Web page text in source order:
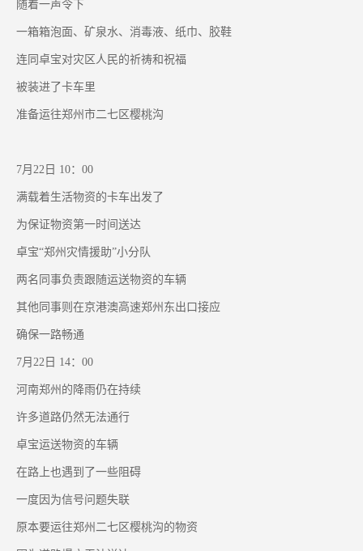
随着一声令下
一箱箱泡面、矿泉水、消毒液、纸巾、胶鞋
连同卓宝对灾区人民的祈祷和祝福
被装进了卡车里
准备运往郑州市二七区樱桃沟
7月22日 10：00
满载着生活物资的卡车出发了
为保证物资第一时间送达
卓宝“郑州灾情援助”小分队
两名同事负责跟随运送物资的车辆
其他同事则在京港澳高速郑州东出口接应
确保一路畅通
7月22日 14：00
河南郑州的降雨仍在持续
许多道路仍然无法通行
卓宝运送物资的车辆
在路上也遇到了一些阻碍
一度因为信号问题失联
原本要运往郑州二七区樱桃沟的物资